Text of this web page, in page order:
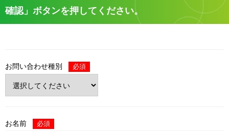
確認」ボタンを押してください。
お問い合わせ種別 必須
お名前 必須